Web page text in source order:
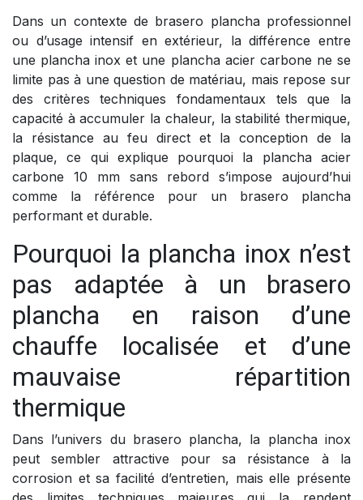
Dans un contexte de brasero plancha professionnel
ou d’usage intensif en extérieur, la différence entre
une plancha inox et une plancha acier carbone ne se
limite pas à une question de matériau, mais repose sur
des critères techniques fondamentaux tels que la
capacité à accumuler la chaleur, la stabilité thermique,
la résistance au feu direct et la conception de la
plaque, ce qui explique pourquoi la plancha acier
carbone 10 mm sans rebord s’impose aujourd’hui
comme la référence pour un brasero plancha
performant et durable.
Pourquoi la plancha inox n’est
pas adaptée à un brasero
plancha en raison d’une
chauffe localisée et d’une
mauvaise répartition
thermique
Dans l’univers du brasero plancha, la plancha inox
peut sembler attractive pour sa résistance à la
corrosion et sa facilité d’entretien, mais elle présente